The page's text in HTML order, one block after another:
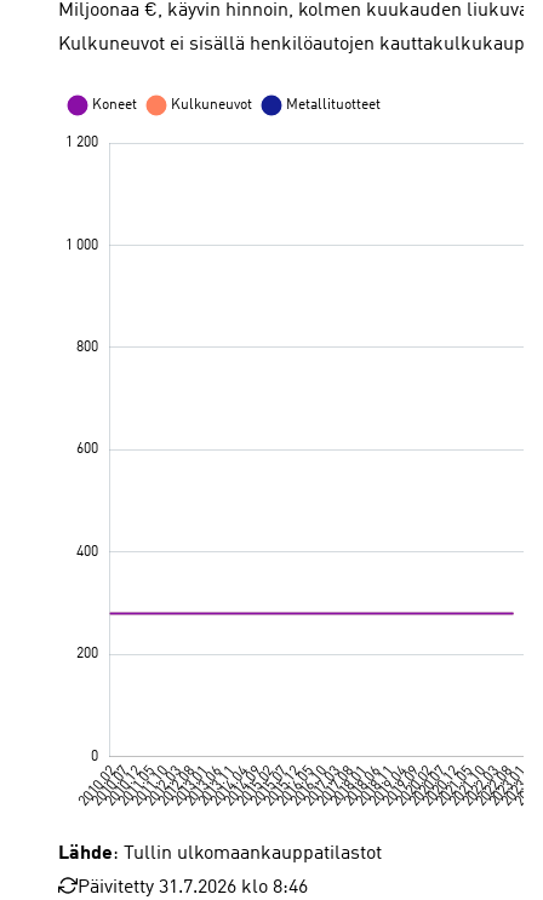
Miljoonaa €, käyvin hinnoin, kolmen kuukauden liukuva
Kulkuneuvot ei sisällä henkilöautojen
Lähde: Tullin ulkomaankauppatilastot
Päivitetty 31.7.2026 klo 8:46